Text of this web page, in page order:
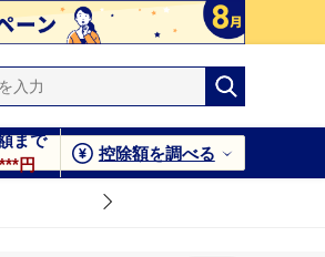
まで
円
控除額を調べる